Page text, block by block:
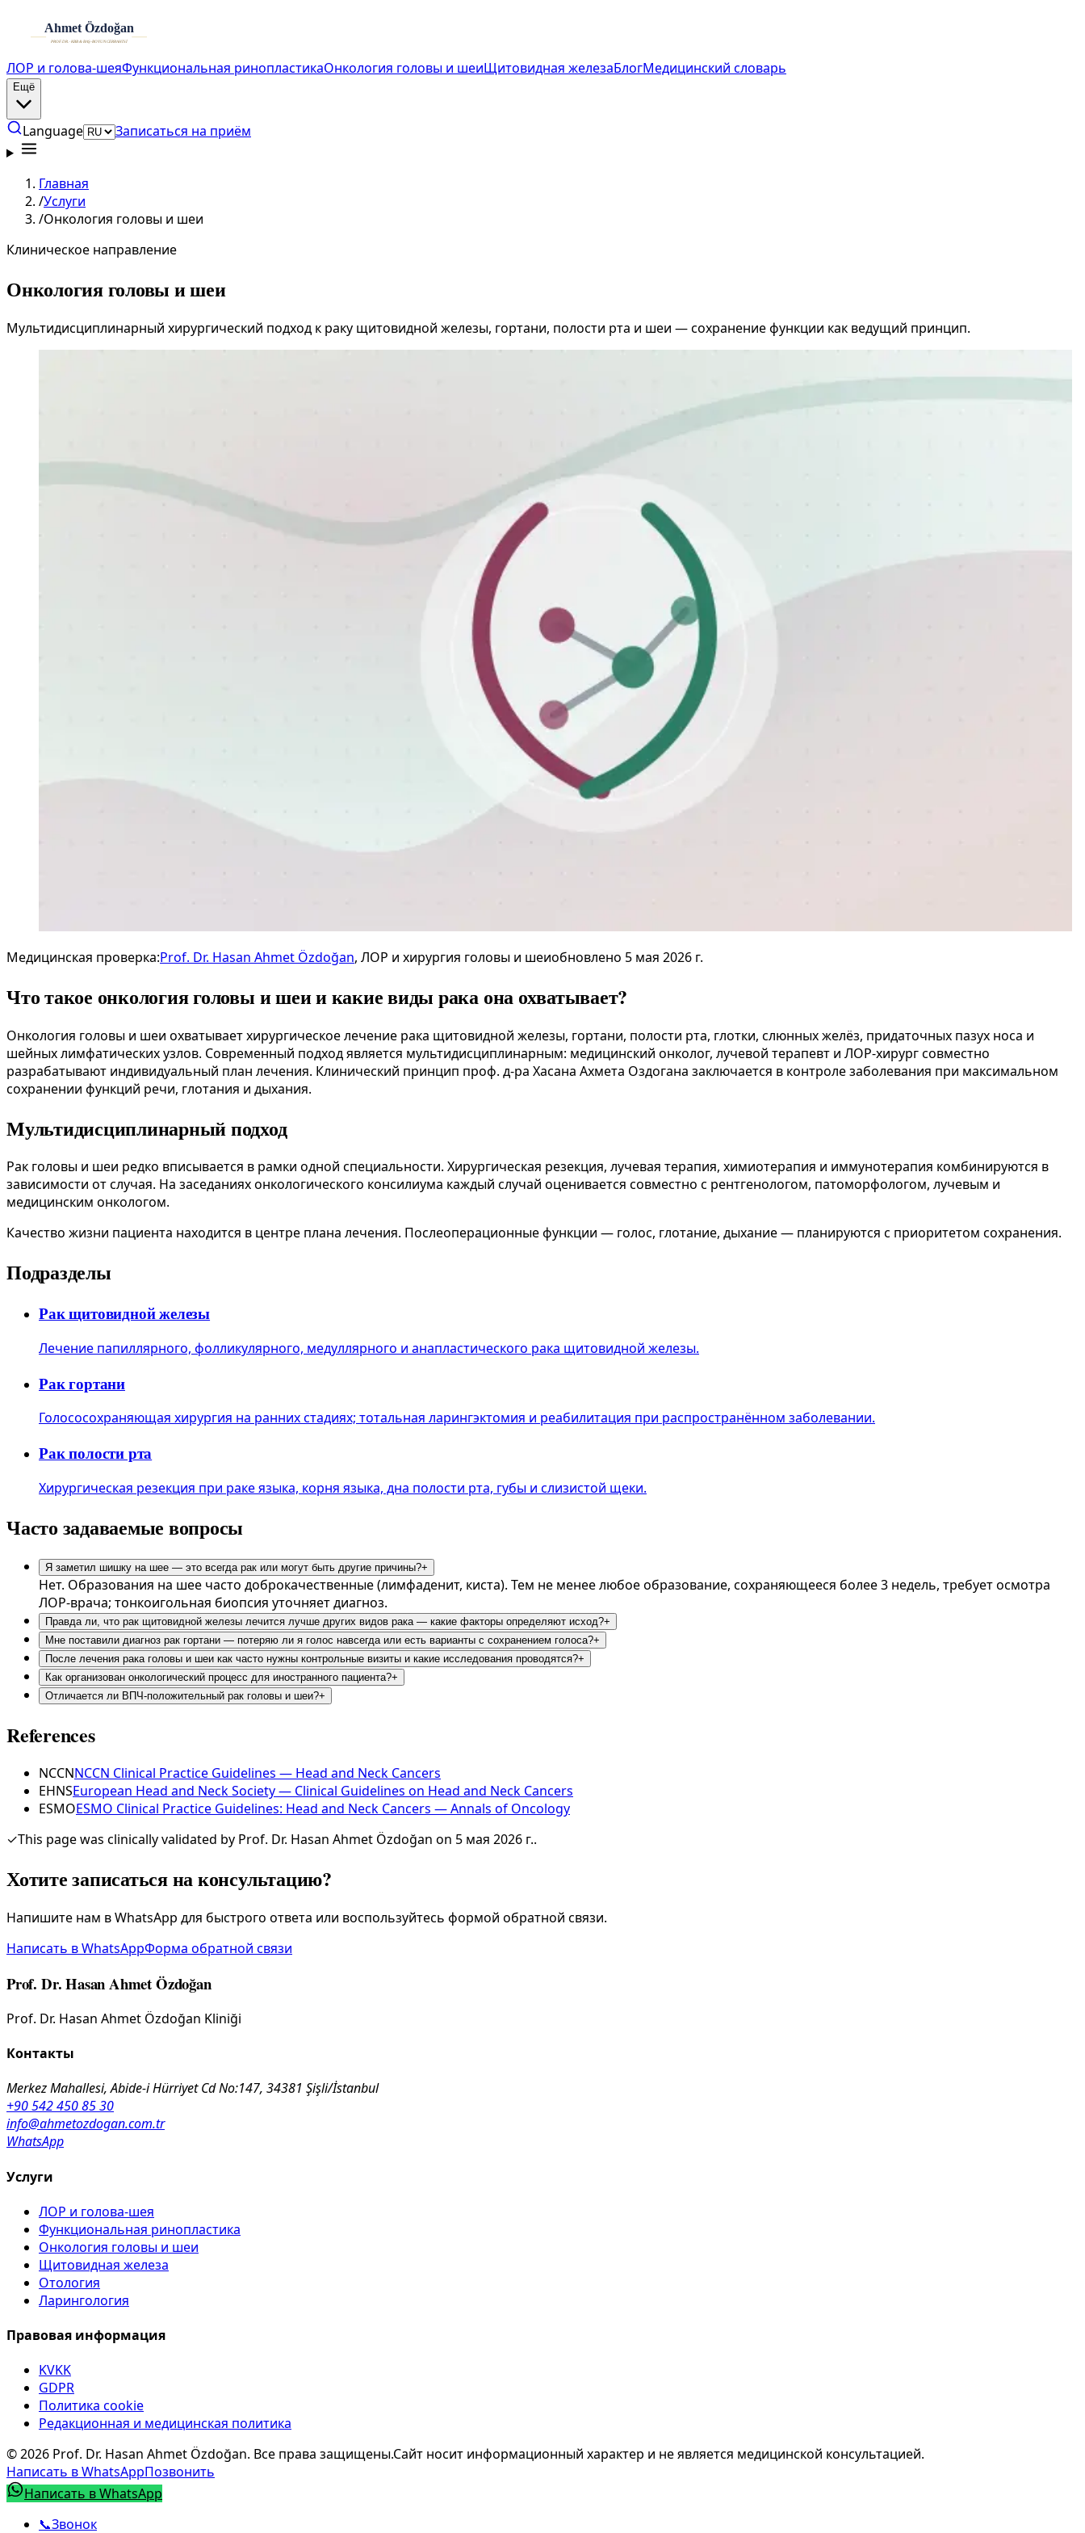
ЛОР и голова-шеяФункциональная ринопластикаОнкология головы и шеиЩитовидная железаБлогМедицинский словарь
Ещё
Language Записаться на приём
Главная
/Услуги
/Онкология головы и шеи
Клиническое направление
Онкология головы и шеи
Мультидисциплинарный хирургический подход к раку щитовидной железы, гортани, полости рта и шеи — сохранение функции как ведущий принцип.
Медицинская проверка:Prof. Dr. Hasan Ahmet Özdoğan, ЛОР и хирургия головы и шеиобновлено 5 мая 2026 г.
Что такое онкология головы и шеи и какие виды рака она охватывает?
Онкология головы и шеи охватывает хирургическое лечение рака щитовидной железы, гортани, полости рта, глотки, слюнных желёз, придаточных пазух носа и
шейных лимфатических узлов. Современный подход является мультидисциплинарным: медицинский онколог, лучевой терапевт и ЛОР-хирург совместно
разрабатывают индивидуальный план лечения. Клинический принцип проф. д-ра Хасана Ахмета Оздогана заключается в контроле заболевания при максимальном
сохранении функций речи, глотания и дыхания.
Мультидисциплинарный подход
Рак головы и шеи редко вписывается в рамки одной специальности. Хирургическая резекция, лучевая терапия, химиотерапия и иммунотерапия комбинируются в
зависимости от случая. На заседаниях онкологического консилиума каждый случай оценивается совместно с рентгенологом, патоморфологом, лучевым и
медицинским онкологом.
Качество жизни пациента находится в центре плана лечения. Послеоперационные функции — голос, глотание, дыхание — планируются с приоритетом сохранения.
Подразделы
Рак щитовидной железы
Лечение папиллярного, фолликулярного, медуллярного и анапластического рака щитовидной железы.
Рак гортани
Голососохраняющая хирургия на ранних стадиях; тотальная ларингэктомия и реабилитация при распространённом заболевании.
Рак полости рта
Хирургическая резекция при раке языка, корня языка, дна полости рта, губы и слизистой щеки.
Часто задаваемые вопросы
Я заметил шишку на шее — это всегда рак или могут быть другие причины?+
Нет. Образования на шее часто доброкачественные (лимфаденит, киста). Тем не менее любое образование, сохраняющееся более 3 недель, требует осмотра
ЛОР-врача; тонкоигольная биопсия уточняет диагноз.
Правда ли, что рак щитовидной железы лечится лучше других видов рака — какие факторы определяют исход?+
Мне поставили диагноз рак гортани — потеряю ли я голос навсегда или есть варианты с сохранением голоса?+
После лечения рака головы и шеи как часто нужны контрольные визиты и какие исследования проводятся?+
Как организован онкологический процесс для иностранного пациента?+
Отличается ли ВПЧ-положительный рак головы и шеи?+
References
NCCNNCCN Clinical Practice Guidelines — Head and Neck Cancers
EHNSEuropean Head and Neck Society — Clinical Guidelines on Head and Neck Cancers
ESMOESMO Clinical Practice Guidelines: Head and Neck Cancers — Annals of Oncology
✓This page was clinically validated by Prof. Dr. Hasan Ahmet Özdoğan on 5 мая 2026 г..
Хотите записаться на консультацию?
Напишите нам в WhatsApp для быстрого ответа или воспользуйтесь формой обратной связи.
Написать в WhatsAppФорма обратной связи
Prof. Dr. Hasan Ahmet Özdoğan
Prof. Dr. Hasan Ahmet Özdoğan Kliniği
Контакты
Merkez Mahallesi, Abide-i Hürriyet Cd No:147, 34381 Şişli/İstanbul
+90 542 450 85 30
info@ahmetozdogan.com.tr
WhatsApp
Услуги
ЛОР и голова-шея
Функциональная ринопластика
Онкология головы и шеи
Щитовидная железа
Отология
Ларингология
Правовая информация
KVKK
GDPR
Политика cookie
Редакционная и медицинская политика
©2026 Prof. Dr. Hasan Ahmet Özdoğan. Все права защищены.Сайт носит информационный характер и не является медицинской консультацией.
Написать в WhatsAppПозвонить
Написать в WhatsApp
📞Звонок